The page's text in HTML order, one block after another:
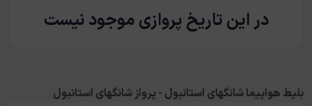
در این تاریخ پروازی موجود نیست
بلیط هواپیما شانگهای استانبول - پرواز شانگهای استانبول